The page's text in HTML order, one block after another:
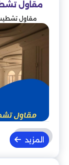
مقاول تشطيب
مقاول
المزيد